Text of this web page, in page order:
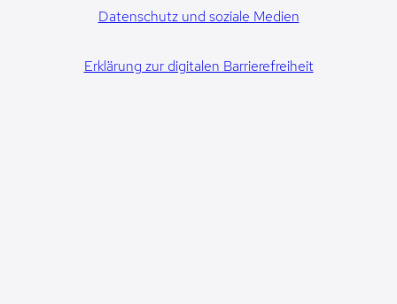
Datenschutz und soziale Medien
Erklärung zur digitalen Barrierefreiheit